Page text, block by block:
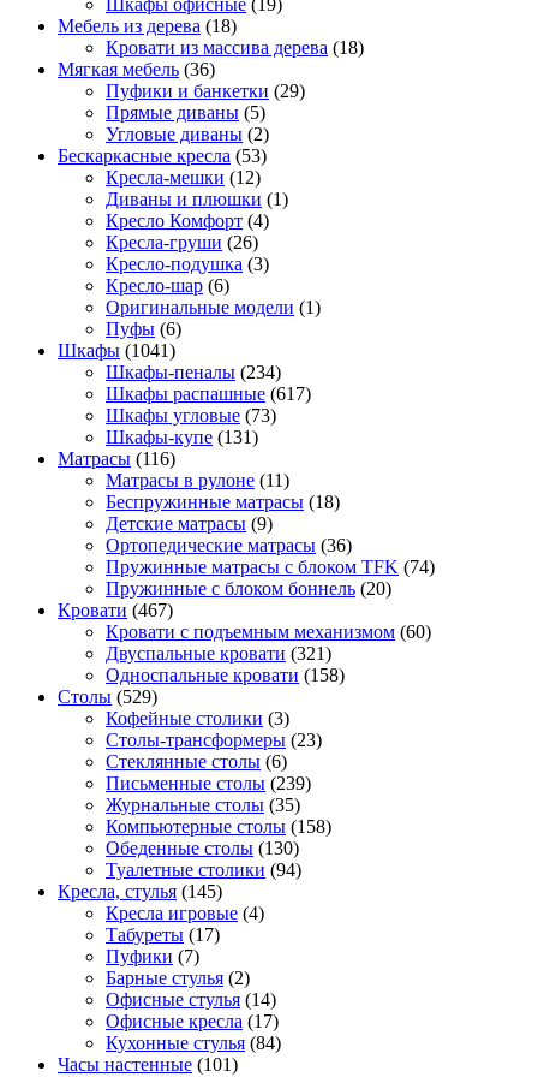
Шкафы офисные (19)
Мебель из дерева (18)
Кровати из массива дерева (18)
Мягкая мебель (36)
Пуфики и банкетки (29)
Прямые диваны (5)
Угловые диваны (2)
Бескаркасные кресла (53)
Кресла-мешки (12)
Диваны и плюшки (1)
Кресло Комфорт (4)
Кресла-груши (26)
Кресло-подушка (3)
Кресло-шар (6)
Оригинальные модели (1)
Пуфы (6)
Шкафы (1041)
Шкафы-пеналы (234)
Шкафы распашные (617)
Шкафы угловые (73)
Шкафы-купе (131)
Матрасы (116)
Матрасы в рулоне (11)
Беспружинные матрасы (18)
Детские матрасы (9)
Ортопедические матрасы (36)
Пружинные матрасы с блоком TFK (74)
Пружинные с блоком боннель (20)
Кровати (467)
Кровати с подъемным механизмом (60)
Двуспальные кровати (321)
Односпальные кровати (158)
Столы (529)
Кофейные столики (3)
Столы-трансформеры (23)
Стеклянные столы (6)
Письменные столы (239)
Журнальные столы (35)
Компьютерные столы (158)
Обеденные столы (130)
Туалетные столики (94)
Кресла, стулья (145)
Кресла игровые (4)
Табуреты (17)
Пуфики (7)
Барные стулья (2)
Офисные стулья (14)
Офисные кресла (17)
Кухонные стулья (84)
Часы настенные (101)